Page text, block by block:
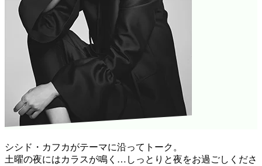
シシド・カフカがテーマに沿ってトーク。
土曜の夜にはカラスが鳴く…しっとりと夜をお過ごしくださ